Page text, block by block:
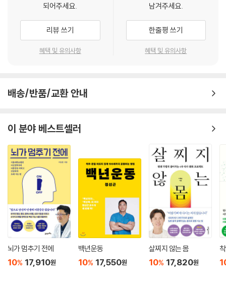
가 많기 때문이다.
--- p.140
잇몸 질환이 있는 사람은 오연성 폐렴을 일으킬 위험이 있기 때문에, 올바
로 양치질해서 청결한 구강 상태를 유지하는 것이 중요합니다. 잇몸 질환
균)을 전신에 만성 투여한 생쥐의 간에서 뇌 내 노인성 반점 성분인 아밀로
중년 건강, 지금부터 리셋하라!
노화의 속도를 늦추는 하루 습관
40~50대는 몸과 마음의 변화를 가장 크게 체감하는 시기다. 예전보다 회
서기와 걷기, 관절과 뼈, 근육, 뇌와 혈관을 지키는 작지만, 꾸준한 습관이
소한 실천은 몸의 균형을 되찾고 노화를 늦추는 강력한 무기가 된다. 중요
한 것은 특별한 장비나 거창한 목표가 아니라, 어제보다 조금 더 움직이고,
조금 더 올바른 습관을 이어가는 것이다. 작은 변화를 꾸준히 쌓아갈 때, 9
0대에도 스스로 걷고 움직이며 인생을 즐길 수 있는 활력이 유지하게 될
것이다.
되어주세요.
리뷰 쓰기
혜택 및 유의사항
남겨주세요.
한줄평 쓰기
혜택 및 유의사항
배송/반품/교환 안내
이 분야 베스트셀러
뇌가 멈추기 전에
10% 17,910원
백년운동
10% 17,550원
살찌지 않는 몸
10% 17,820원